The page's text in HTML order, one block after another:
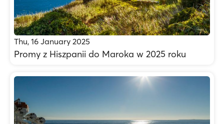
Thu, 16 January 2025
Promy z Hiszpanii do Maroka w 2025 roku